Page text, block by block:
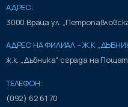
АДРЕС:
3000 Враца ул.
АДРЕС НА ФИЛИАЛ – Ж.К
ж.к. „Дъбника" сграда на
ТЕЛЕФОН:
(092) 62 61 70